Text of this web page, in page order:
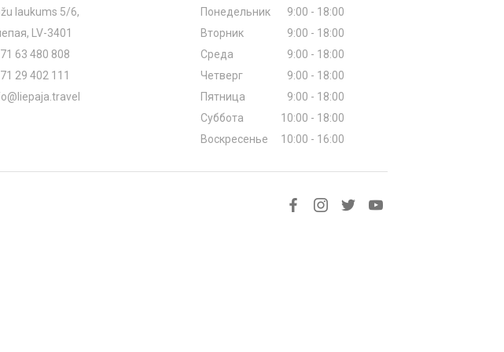
laukums 5/6,
LV-3401
63 480 808
29 402 111
Понедельник
9:00 - 18:00
Вторник
9:00 - 18:00
Среда
9:00 - 18:00
Четверг
9:00 - 18:00
Пятница
9:00 - 18:00
Суббота
10:00 - 18:00
Воскресенье
10:00 - 16:00